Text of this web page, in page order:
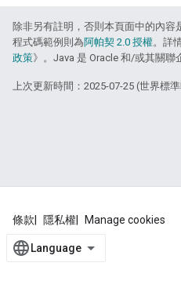
除非另有註明，否則本頁面中的內容
程式碼範例則為阿帕契 2.0 授權。詳
政策》。Java 是 Oracle 和/或其關聯
上次更新時間：2025-07-25 (世界標準
條款 隱私權 Manage cookies